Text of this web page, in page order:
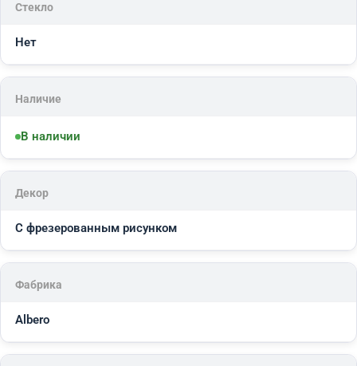
Стекло
Нет
Наличие
В наличии
Декор
С фрезерованным рисунком
Фабрика
Albero